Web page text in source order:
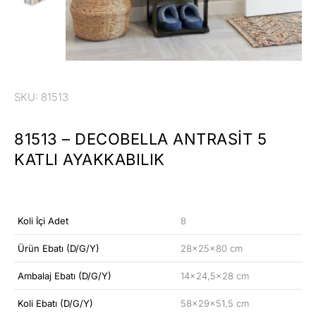
SKU: 81513
81513 – DECOBELLA ANTRASIT 5
KATLI AYAKKABILIK
Koli İçi Adet 8
Ürün Ebatı (D/G/Y) 28x25x80 cm
Ambalaj Ebatı (D/G/Y) 14×24,5×28 cm
Koli Ebatı (D/G/Y) 58x29x51,5 cm